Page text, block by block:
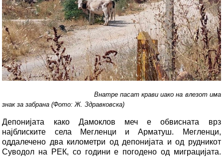
Внатре пасат крави иако на влезот има
знак за забрана (Фото: Ж. Здравковска)
Депонијата како Дамоклов меч е обвисната врз
најблиските села Мегленци и Арматуш. Мегленци,
оддалечено два километри од депонијата и од рудникот
Суводол на РЕК, со години е погодено од миграцијата.